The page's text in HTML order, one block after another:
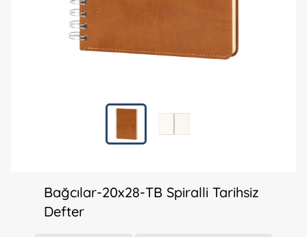
Bağcılar-20x28-TB Spiralli Tarihsiz
Defter